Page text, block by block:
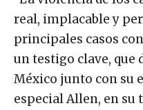
real, implacable y
principales casos
un testigo clave, que
México junto con su
especial Allen, en